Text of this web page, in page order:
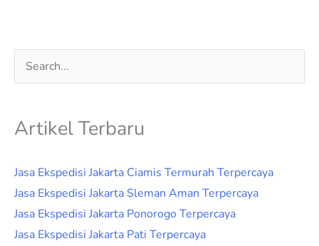
Cari
untuk:
Artikel Terbaru
Jasa Ekspedisi Jakarta Ciamis Termurah Terpercaya
Jasa Ekspedisi Jakarta Sleman Aman Terpercaya
Jasa Ekspedisi Jakarta Ponorogo Terpercaya
Jasa Ekspedisi Jakarta Pati Terpercaya